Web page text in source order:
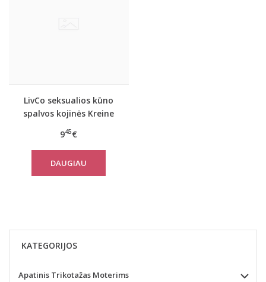
LivCo seksualios kūno
spalvos kojinės Kreine
945€
DAUGIAU
KATEGORIJOS
Apatinis Trikotažas Moterims